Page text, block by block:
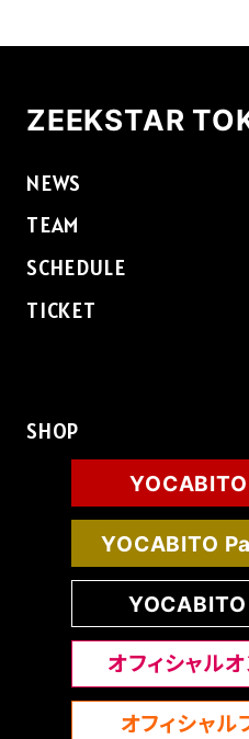
ZEEKSTAR
NEWS
TEAM
SCHEDULE
TICKET
SHOP
YOCABITO
オフィシャル
オフィシャル